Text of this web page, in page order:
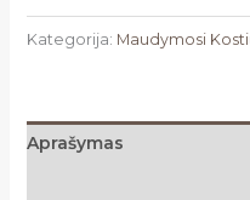
Kategorija: Maudymosi
Aprašymas